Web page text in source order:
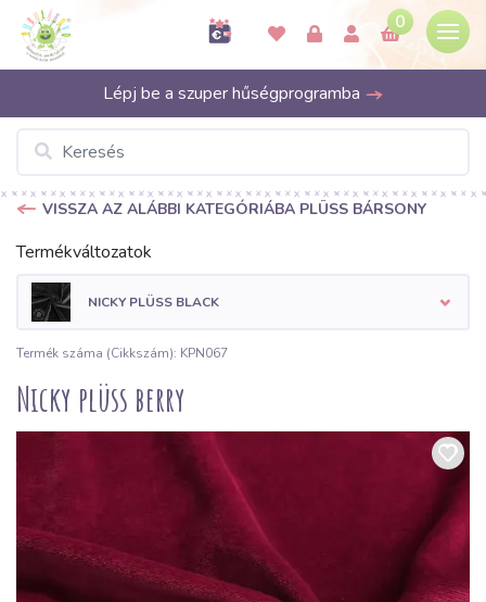
0
Lépj be a szuper hűségprogramba
VISSZA AZ ALÁBBI KATEGÓRIÁBA PLÜSS BÁRSONY
Termékváltozatok
NICKY PLÜSS BLACK
Termék száma (Cikkszám): KPN067
Nicky plüss berry